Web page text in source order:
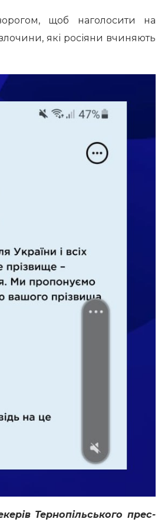
щоб наголосити на
які росіяни вчиняють
Тернопільського прес-